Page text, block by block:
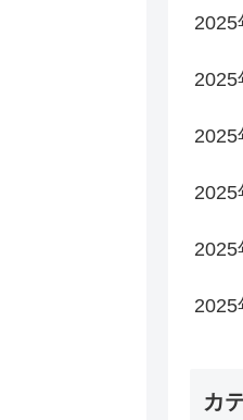
2025
2025
2025
2025
2025
2025
カ